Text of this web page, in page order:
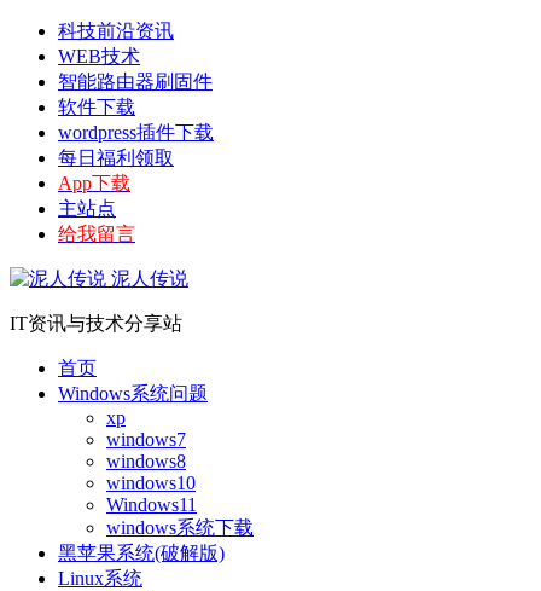
科技前沿资讯
WEB技术
智能路由器刷固件
软件下载
wordpress插件下载
每日福利领取
App下载
主站点
给我留言
泥人传说
IT资讯与技术分享站
首页
Windows系统问题
xp
windows7
windows8
windows10
Windows11
windows系统下载
黑苹果系统(破解版)
Linux系统